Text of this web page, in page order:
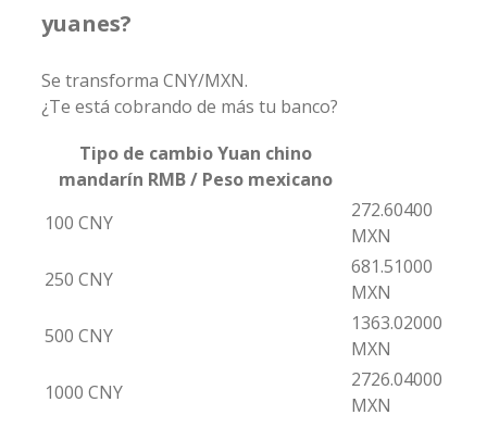
yuanes?
Se transforma CNY/MXN.
¿Te está cobrando de más tu banco?
Tipo de cambio Yuan chino
mandarín RMB / Peso mexicano
100 CNY
272.60400
MXN
250 CNY
681.51000
MXN
500 CNY
1363.02000
MXN
1000 CNY
2726.04000
MXN